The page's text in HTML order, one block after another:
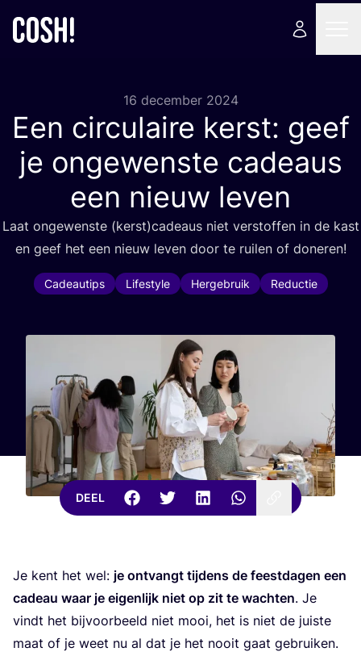
16 december 2024
Een circulaire kerst: geef
je ongewenste cadeaus
een nieuw leven
Laat onge­wens­te (kerst)cadeaus niet ver­stof­fen in de kast
en geef het een nieuw leven door te rui­len of doneren!
Cadeautips Lifestyle Hergebruik Reductie
DEEL
Je kent het wel: je ont­vangt tij­dens de feest­da­gen een
cadeau waar je eigen­lijk niet op zit te wach­ten. Je
vindt het bij­voor­beeld niet mooi, het is niet de juis­te
maat of je weet nu al dat je het nooit gaat gebrui­ken.